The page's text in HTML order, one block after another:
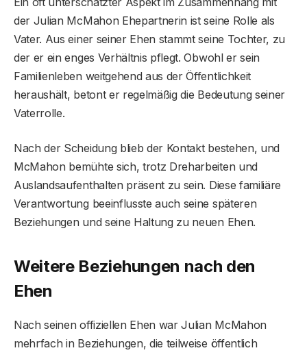
der Julian McMahon Ehepartnerin ist seine Rolle als
Vater. Aus einer seiner Ehen stammt seine Tochter, zu
der er ein enges Verhältnis pflegt. Obwohl er sein
Familienleben weitgehend aus der Öffentlichkeit
heraushält, betont er regelmäßig die Bedeutung seiner
Vaterrolle.
Nach der Scheidung blieb der Kontakt bestehen, und
McMahon bemühte sich, trotz Dreharbeiten und
Auslandsaufenthalten präsent zu sein. Diese familiäre
Verantwortung beeinflusste auch seine späteren
Beziehungen und seine Haltung zu neuen Ehen.
Weitere Beziehungen nach den
Ehen
Nach seinen offiziellen Ehen war Julian McMahon
mehrfach in Beziehungen, die teilweise öffentlich